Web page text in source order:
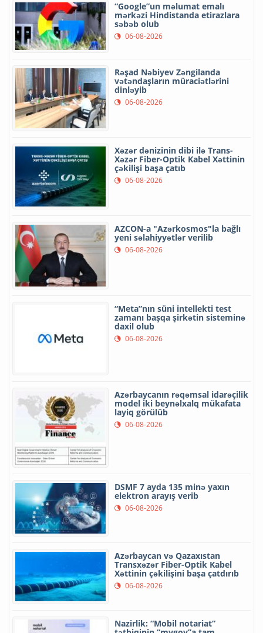
“Google”un məlumat emalı
mərkəzi Hindistanda etirazlara
səbəb olub
06-08-2026
Rəşad Nəbiyev Zəngilanda
vətəndaşların müraciətlərini
dinləyib
06-08-2026
Xəzər dənizinin dibi ilə Trans-
Xəzər Fiber-Optik Kabel Xəttinin
çəkilişi başa çatıb
06-08-2026
AZCON-a "Azərkosmos"la bağlı
yeni səlahiyyətlər verilib
06-08-2026
“Meta”nın süni intellekti test
zamanı başqa şirkətin sisteminə
daxil olub
06-08-2026
Azərbaycanın rəqəmsal idarəçilik
model iki beynəlxalq mükafata
layiq görülüb
06-08-2026
DSMF 7 ayda 135 minə yaxın
elektron arayış verib
06-08-2026
Azərbaycan və Qazaxıstan
Transxəzər Fiber-Optik Kabel
Xəttinin çəkilişini başa çatdırıb
06-08-2026
Nazirlik: “Mobil notariat”